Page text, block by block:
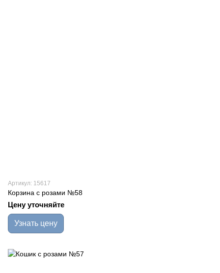
Артикул: 15617
Корзина с розами №58
Цену уточняйте
Узнать цену